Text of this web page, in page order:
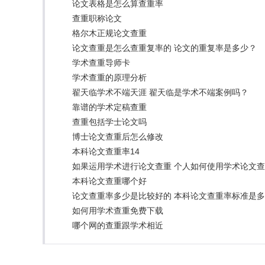
论文表格是怎么算查重率
查重职称论文
格尔木正规论文查重
论文查重是怎么查重复率的 论文的重复率是多少？
学术查重导师卡
学术查重的原理分析
翟天临学术不端天涯 翟天临是学术不端案例吗？
靠谱的学术定稿查重
查重包括学士论文吗
博士论文查重后怎么修改
本科论文查重率14
如果运用学术进行论文查重 个人如何使用学术论文
本科论文查重哪个好
论文查重率多少是比较好的 本科论文查重率标准是
如何用学术查重免费下载
哪个网的查重跟学术相近